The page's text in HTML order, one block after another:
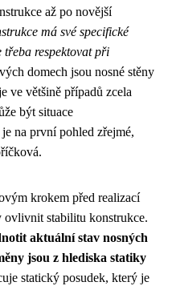
až po novější
má své specifické
třeba respektovat při
domech jsou nosné stěny
ve většině případů zcela
být situace
na první pohled zřejmé,
krokem před realizací
stabilitu konstrukce.
aktuální stav nosných
jsou z hlediska statiky
statický posudek, který je